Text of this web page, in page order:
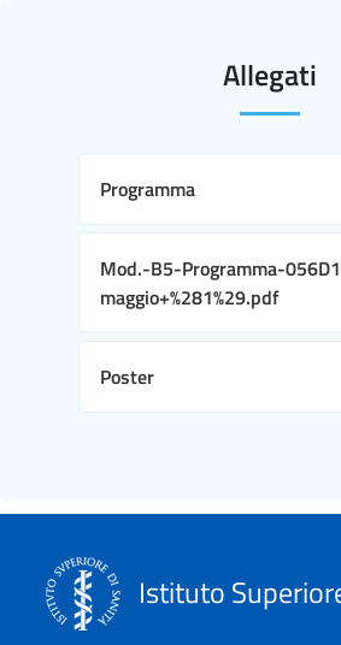
Allegati
Programma
Mod.-B5-Programma-
maggio+%281%29.pdf
Poster
Istituto